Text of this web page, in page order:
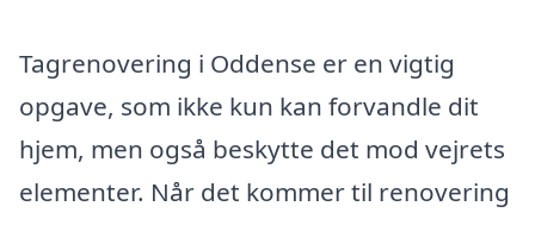
Tagrenovering i Oddense er en vigtig
opgave, som ikke kun kan forvandle dit
hjem, men også beskytte det mod vejrets
elementer. Når det kommer til renovering